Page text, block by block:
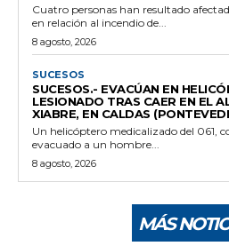
Cuatro personas han resultado
en relación al incendio de...
8 agosto, 2026
SUCESOS
SUCESOS.- EVACÚAN EN
LESIONADO TRAS CAER EN EL
XIABRE, EN CALDAS
Un helicóptero medicalizado del 061,
evacuado a un hombre...
8 agosto, 2026
MÁS